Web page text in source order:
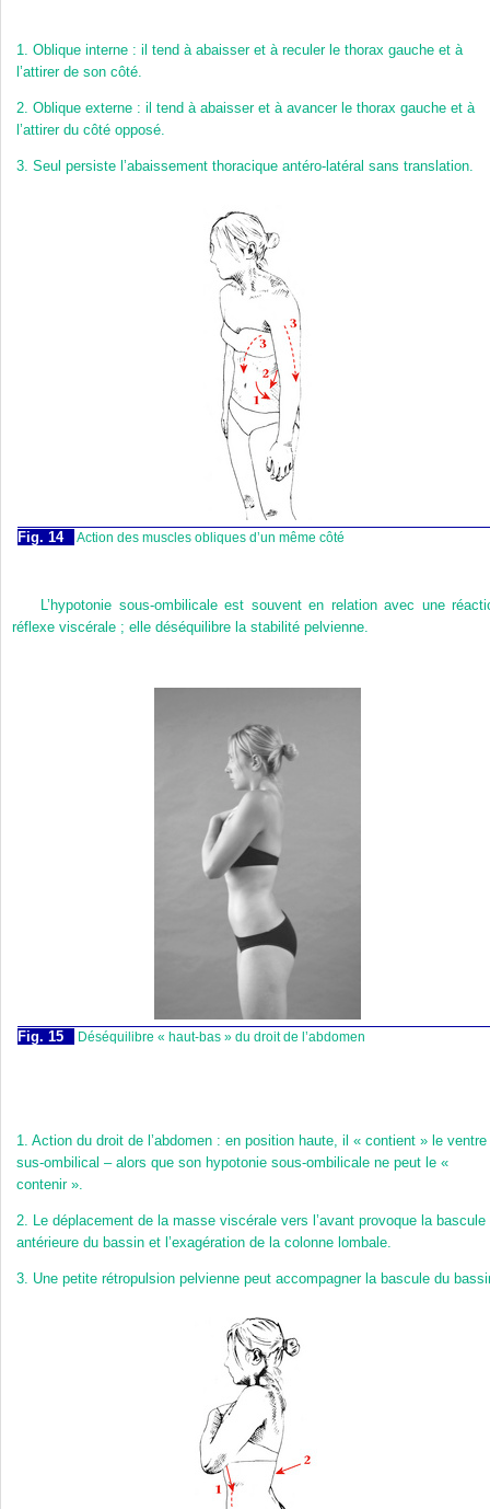
1. Oblique interne : il tend à abaisser et à reculer le thorax gauche et à
l’attirer de son côté.
2. Oblique externe : il tend à abaisser et à avancer le thorax gauche et à
l’attirer du côté opposé.
3. Seul persiste l’abaissement thoracique antéro-latéral sans translation.
Fig. 14 Action des muscles obliques d’un même côté
L’hypotonie sous-ombilicale est souvent en relation avec une
réflexe viscérale ; elle déséquilibre la stabilité pelvienne.
Fig. 15 Déséquilibre « haut-bas » du droit de l’abdomen
1. Action du droit de l’abdomen : en position haute, il « contient » le ventre
sus-ombilical – alors que son hypotonie sous-ombilicale ne peut le «
contenir ».
2. Le déplacement de la masse viscérale vers l’avant provoque la bascule
antérieure du bassin et l’exagération de la colonne lombale.
3. Une petite rétropulsion pelvienne peut accompagner la bascule du